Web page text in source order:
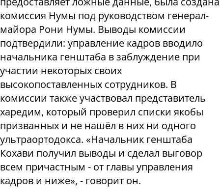
комиссия Нумы под руководством генерал-
майора Рони Нумы. Выводы комиссии
подтвердили: управление кадров вводило
начальника генштаба в заблуждение при
участии некоторых своих
высокопоставленных сотрудников. В
комиссии также участвовал представитель
харедим, который проверил списки якобы
призванных и не нашёл в них ни одного
ультраортодокса. «Начальник генштаба
Кохави получил выводы и сделал выговор
всем причастным - от главы управления
кадров и ниже», - говорит он.